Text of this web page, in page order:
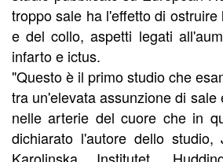
troppo sale ha l'effetto di
e del collo, aspetti legati
infarto e ictus.
"Questo è il primo studio che
tra un'elevata assunzione di sale
nelle arterie del cuore che in
dichiarato l'autore dello studio,